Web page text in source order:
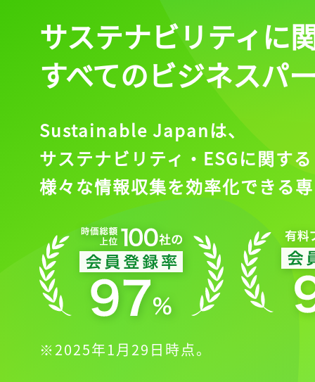
サステナビリティに
すべてのビジネスパ
Sustainable Japanは、
サステナビリティ・ESGに関する
様々な情報収集を効率化できる
※2025年1月29日時点。